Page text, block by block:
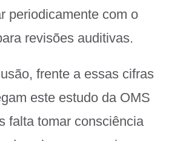
periodicamente com o
revisões auditivas.
frente a essas cifras
este estudo da OMS
falta tomar consciência